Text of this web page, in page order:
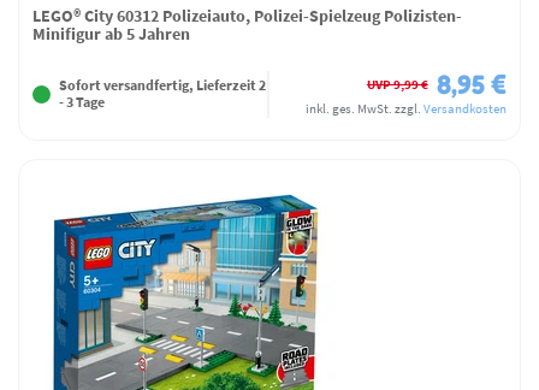
LEGO® City 60312 Polizeiauto, Polizei-Spielzeug Polizisten-
Minifigur ab 5 Jahren
Sofort versandfertig, Lieferzeit 2
- 3 Tage
UVP 9,99 € 8,95 €
inkl. ges. MwSt. zzgl. Versandkosten